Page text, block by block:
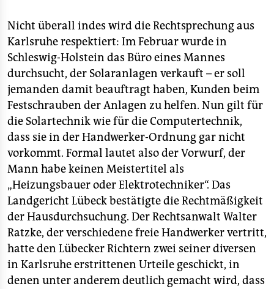
Nicht überall indes wird die Rechtsprechung aus
Karlsruhe respektiert: Im Februar wurde in
Schleswig-Holstein das Büro eines Mannes
durchsucht, der Solaranlagen verkauft – er soll
jemanden damit beauftragt haben, Kunden beim
Festschrauben der Anlagen zu helfen. Nun gilt für
die Solartechnik wie für die Computertechnik,
dass sie in der Handwerker-Ordnung gar nicht
vorkommt. Formal lautet also der Vorwurf, der
Mann habe keinen Meistertitel als
„Heizungsbauer oder Elektrotechniker“. Das
Landgericht Lübeck bestätigte die Rechtmäßigkeit
der Hausdurchsuchung. Der Rechtsanwalt Walter
Ratzke, der verschiedene freie Handwerker vertritt,
hatte den Lübecker Richtern zwei seiner diversen
in Karlsruhe erstrittenen Urteile geschickt, in
denen unter anderem deutlich gemacht wird, dass